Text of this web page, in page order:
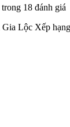
18 đánh giá
Gia Lộc Xếp